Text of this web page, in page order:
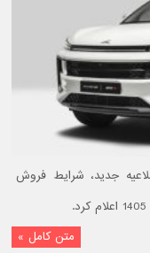
جدید، شرایط فروش
متن کامل »